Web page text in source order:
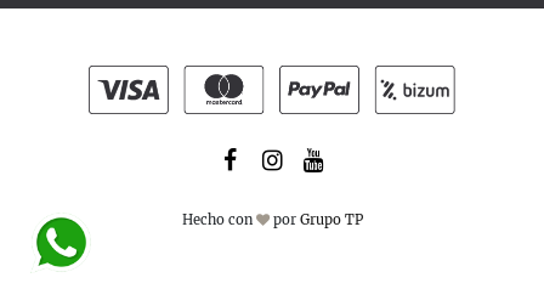
Hecho con por Grupo TP